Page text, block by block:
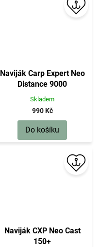
Naviják Carp Expert Neo
Distance 9000
Skladem
990 Kč
Do košíku
Naviják CXP Neo Cast
150+